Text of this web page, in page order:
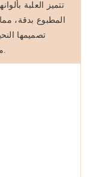
تتميز العلبة
المطبوع بدقة،
تصميمها
مستحضرات التجميل التجارية وتغليف الهدايا.